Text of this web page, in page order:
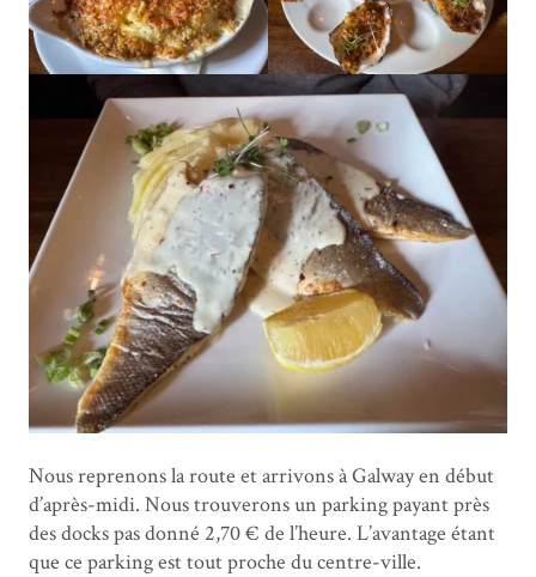
Nous reprenons la route et arrivons à Galway en début
d’après-midi. Nous trouverons un parking payant près
des docks pas donné 2,70 € de l’heure. L’avantage étant
que ce parking est tout proche du centre-ville.